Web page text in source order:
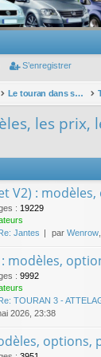
acquéreurs du
S’enregistrer
Le touran dans ses versions I (V1 V2 V3) et II ...
les prix,
V2) :
: 19229
Jantes par Wenrow
modèles,
: 9992
TOURAN 3 -
2026, 23:38
options,